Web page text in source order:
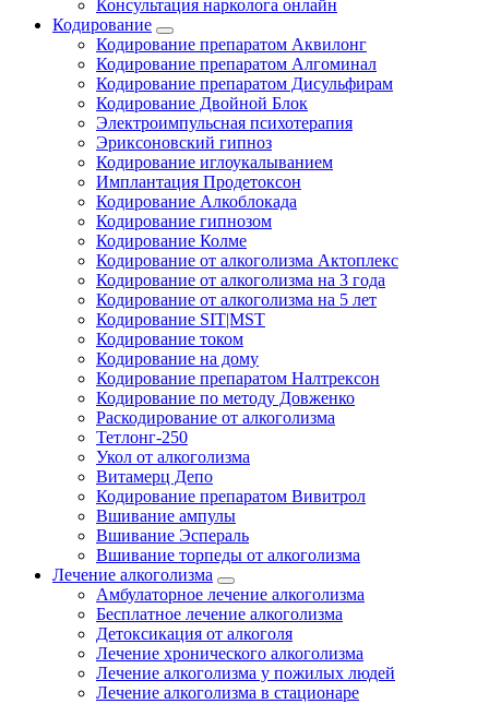
Консультация нарколога онлайн
Кодирование
Кодирование препаратом Аквилонг
Кодирование препаратом Алгоминал
Кодирование препаратом Дисульфирам
Кодирование Двойной Блок
Электроимпульсная психотерапия
Эриксоновский гипноз
Кодирование иглоукалыванием
Имплантация Продетоксон
Кодирование Алкоблокада
Кодирование гипнозом
Кодирование Колме
Кодирование от алкоголизма Актоплекс
Кодирование от алкоголизма на 3 года
Кодирование от алкоголизма на 5 лет
Кодирование SIT|MST
Кодирование током
Кодирование на дому
Кодирование препаратом Налтрексон
Кодирование по методу Довженко
Раскодирование от алкоголизма
Тетлонг-250
Укол от алкоголизма
Витамерц Депо
Кодирование препаратом Вивитрол
Вшивание ампулы
Вшивание Эспераль
Вшивание торпеды от алкоголизма
Лечение алкоголизма
Амбулаторное лечение алкоголизма
Бесплатное лечение алкоголизма
Детоксикация от алкоголя
Лечение хронического алкоголизма
Лечение алкоголизма у пожилых людей
Лечение алкоголизма в стационаре